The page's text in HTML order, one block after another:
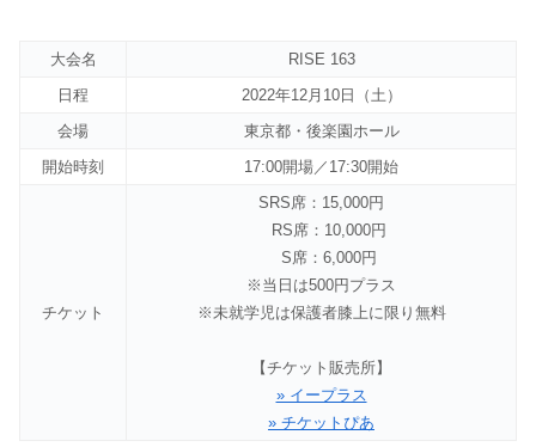
大会名
RISE 163
日程
2022年12月10日（土）
会場
東京都・後楽園ホール
開始時刻
17:00開場／17:30開始
チケット
SRS席：15,000円
RS席：10,000円
S席：6,000円
※当日は500円プラス
※未就学児は保護者膝上に限り無料
【チケット販売所】
» イープラス
» チケットぴあ